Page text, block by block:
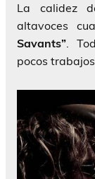
La calidez
altavoces
Savants”.
pocos